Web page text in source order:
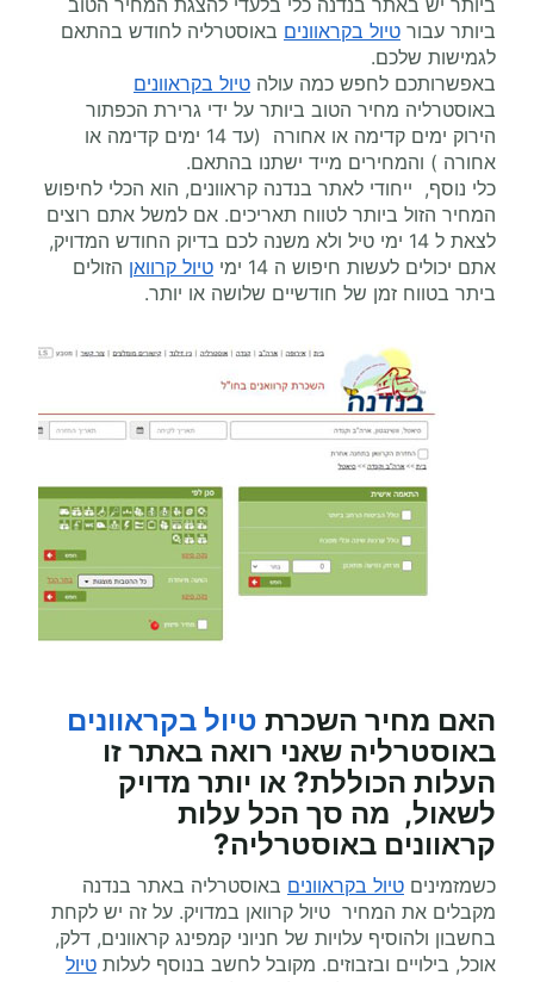
ביותר יש באתר בנדנה כלי בלעדי להצגת המחיר הטוב
ביותר עבור טיול בקראוונים באוסטרליה לחודש בהתאם
לגמישות שלכם.
באפשרותכם לחפש כמה עולה טיול בקראוונים
באוסטרליה מחיר הטוב ביותר על ידי גרירת הכפתור
הירוק ימים קדימה או אחורה (עד 14 ימים קדימה או
אחורה ) והמחירים מייד ישתנו בהתאם.
כלי נוסף, ייחודי לאתר בנדנה קראוונים, הוא הכלי לחיפוש
המחיר הזול ביותר לטווח תאריכים. אם למשל אתם רוצים
לצאת ל 14 ימי טיל ולא משנה לכם בדיוק החודש המדויק,
אתם יכולים לעשות חיפוש ה 14 ימי
טיול קרוואן הזולים
ביתר בטווח זמן של חודשיים שלושה או יותר.
האם מחיר השכרת טיול בקראוונים
באוסטרליה שאני רואה באתר זו
העלות הכוללת? או יותר מדויק
לשאול, מה סך הכל עלות
קראוונים באוסטרליה?
כשמזמינים טיול בקראוונים באוסטרליה באתר בנדנה
מקבלים את המחיר טיול קרוואן במדויק. על זה יש לקחת
בחשבון ולהוסיף עלויות של חניוני קמפינג קראוונים, דלק,
אוכל, בילויים ובזבוזים. מקובל לחשב בנוסף לעלות טיול